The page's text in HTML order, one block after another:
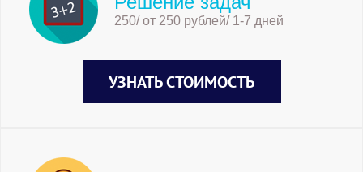
250/ от 250 рублей/ 1-7 дней
УЗНАТЬ СТОИМОСТЬ